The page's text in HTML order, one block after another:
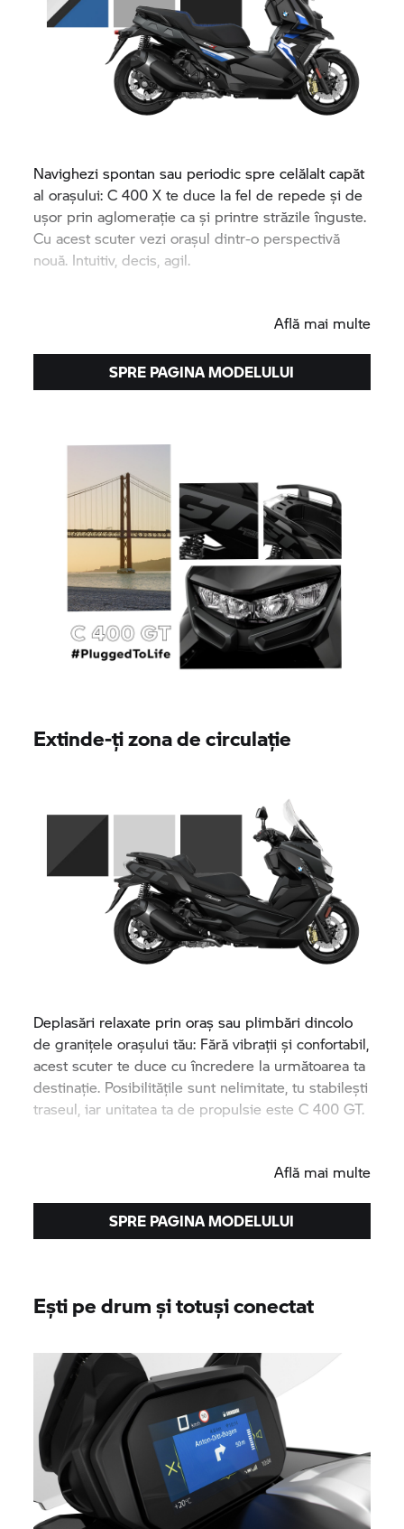
Navighezi spontan sau periodic spre celălalt capăt
al orașului:C 400 X te duce la fel de repede și de
ușor prin aglomerație ca și printre străzile înguste.
Cu acest scuter vezi orașul dintr-o perspectivă
nouă. Intuitiv, decis, agil.
Află mai multe
SPRE PAGINA MODELULUI
Extinde-ți zona de circulație
Deplasări relaxate prin oraș sau plimbări dincolo
de granițele orașului tău: Fără vibrații și confortabil,
acest scuter te duce cu încredere la următoarea ta
destinație. Posibilitățile sunt nelimitate, tu stabilești
traseul, iar unitatea ta de propulsie esteC 400 GT.
Află mai multe
SPRE PAGINA MODELULUI
Ești pe drum și totuși conectat